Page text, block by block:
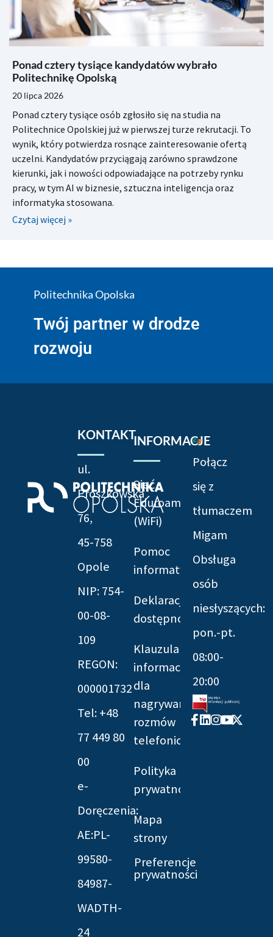
Ponad cztery tysiące kandydatów wybrało
Politechnikę Opolską
20 lipca 2026
Ponad cztery tysiące osób zgłosiło się na studia na
Politechnice Opolskiej już w pierwszej turze rekrutacji. To
wynik, który potwierdza rosnące zainteresowanie ofertą
uczelni. Kandydatów przyciągają zarówno sprawdzone
kierunki, jak i nowości odpowiadające na potrzeby rynku
pracy, w tym AI w biznesie, sztuczna inteligencja oraz
informatyka stosowana.
Czytaj więcej »
Politechnika Opolska
Twój partner w drodze
rozwoju
KONTAKT
ul.
Prószkowska
76,
45-758
Opole
NIP: 754-
00-08-
109
REGON:
000001732
Tel: +48
77 449 80
00
e-
Doręczenia:
AE:PL-
99580-
84987-
WADTH-
24
INFORMACJE
Sieć
Eduroam
(WiFi)
Pomoc
informatyczna
Deklaracja
dostępności
Klauzula
informacyjna
dla
nagrywania
rozmów
telefonicznych
Polityka
prywatności
Mapa
strony
Preferencje
prywatności
Połącz
się z
tłumaczem
Migam
Obsługa
osób
niesłyszących:
pon.-pt.
08:00-
20:00
Facebook-
f
Linkedin
Instagram
Youtube
X-
twitter